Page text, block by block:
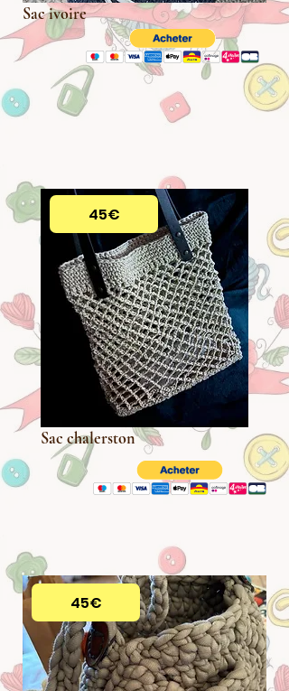
Sac ivoire
45€
Sac chalerston
45€